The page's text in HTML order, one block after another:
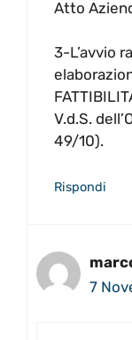
Atto
3-L’avvio
V.d.S.
49/10).
Rispondi
7